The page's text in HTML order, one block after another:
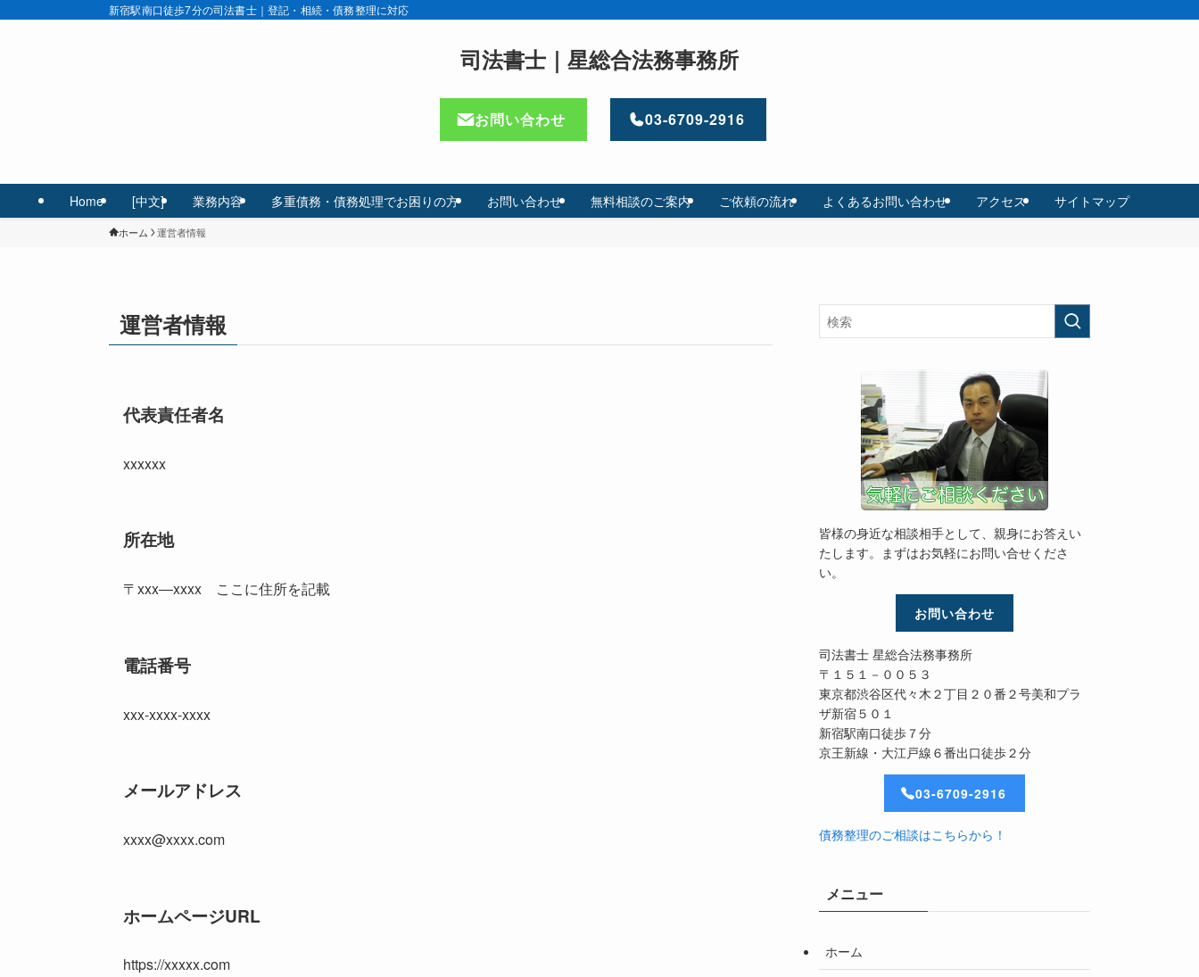
新宿駅南口徒歩7分の司法書士｜登記・相続・債務整理に対応
司法書士｜星総合法務事務所
Home [中文] 業務内容 多重債務・債務処理でお困りの方 お問い合わせ 無料相談のご案内 ご依頼の流れ よくあるお問い合わせ アクセス サイトマップ
お問い合わせ 03-6709-2916
ホーム 運営者情報
運営者情報
代表責任者名
xxxxxx
所在地
〒xxx―xxxx ここに住所を記載
電話番号
xxx-xxxx-xxxx
メールアドレス
xxxx@xxxx.com
ホームページURL
https://xxxxx.com
皆様の身近な相談相手として、親身にお答えい
たします。まずはお気軽にお問い合せくださ
い。
お問い合わせ
司法書士 星総合法務事務所
〒１５１－００５３
東京都渋谷区代々木２丁目２０番２号美和プラ
ザ新宿５０１
新宿駅南口徒歩７分
京王新線・大江戸線６番出口徒歩２分
03-6709-2916
債務整理のご相談はこちらから！
メニュー
ホーム